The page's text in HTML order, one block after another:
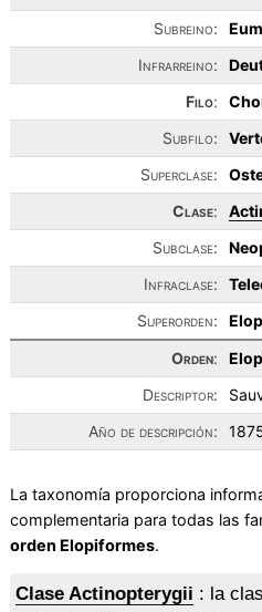
Subreino:
Infrarreino:
Filo:
Subfilo:
Superclase:
Clase:
Subclase:
Infraclase:
Superorden:
Orden:
Descriptor:
Año de descripción:
La taxonomía proporciona
complementaria para todas las
orden Elopiformes.
Clase Actinopterygii : la